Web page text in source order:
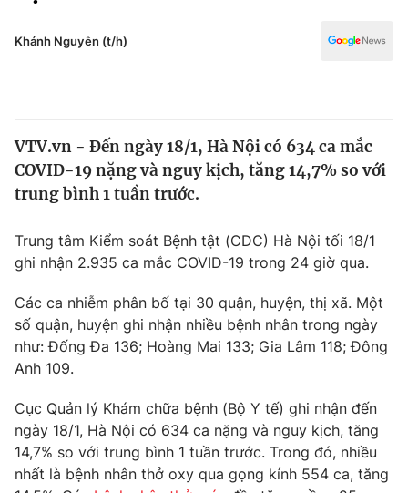
Thế giới
Thế giới đó đây
Kinh tế
Tài chính
Thị trường
Góc doanh nghiệp
Truyền hình
Phim VTV
Hậu trường
Nhân vật
Khán giả
Điện ảnh
Âm nhạc
Đời sống
Du lịch
Đời sống
Khánh Nguyễn (t/h)
VTV.vn - Đến ngày 18/1, Hà Nội có 634 ca mắc
COVID-19 nặng và nguy kịch, tăng 14,7% so với
trung bình 1 tuần trước.
Trung tâm Kiểm soát Bệnh tật (CDC) Hà Nội tối 18/1
ghi nhận 2.935 ca mắc COVID-19 trong 24 giờ qua.
Các ca nhiễm phân bố tại 30 quận, huyện, thị xã. Một
số quận, huyện ghi nhận nhiều bệnh nhân trong ngày
như: Đống Đa 136; Hoàng Mai 133; Gia Lâm 118; Đông
Anh 109.
Cục Quản lý Khám chữa bệnh (Bộ Y tế) ghi nhận đến
ngày 18/1, Hà Nội có 634 ca nặng và nguy kịch, tăng
14,7% so với trung bình 1 tuần trước. Trong đó, nhiều
nhất là bệnh nhân thở oxy qua gọng kính 554 ca, tăng